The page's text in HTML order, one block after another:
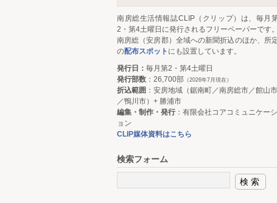
南房総生活情報誌CLIP（クリップ）は、毎月
2・第4土曜日に発行されるフリーペーパーです。
南房総（安房郡）全域への新聞折込のほか、所
の配布スポット にも設置しています。
発行日： 毎月第2・第4土曜日
発行部数 ：26,700部 （2026年7月現在）
折込範囲 ：安房地域（鋸南町／南房総市／館山市
／鴨川市）+ 勝浦市
編集・制作・発行：有限会社コアコミュニケーシ
ョン
CLIP媒体資料はこちら
検索フォーム